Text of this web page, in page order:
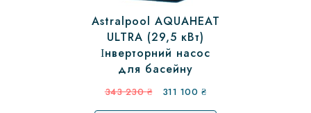
Astralpool AQUAHEAT
ULTRA (29,5 кВт)
Інверторний насос
для басейну
343 230₴
Оригінальна
311 100 ₴Поточна